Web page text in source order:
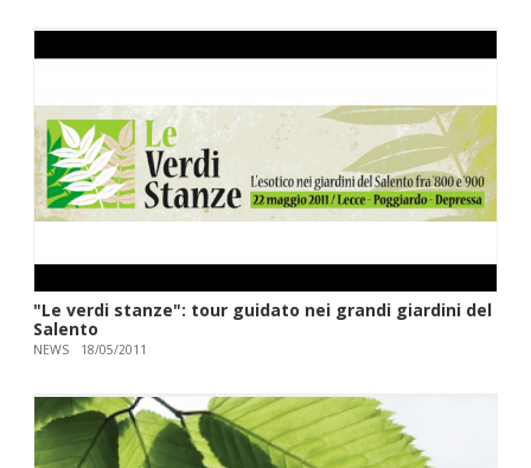
"Le verdi stanze": tour guidato nei grandi giardini del
Salento
NEWS 18/05/2011